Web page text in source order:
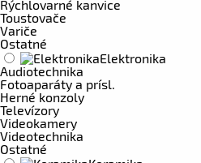
Rýchlovarné kanvice
Toustovače
Variče
Ostatné
Elektronika
Audiotechnika
Fotoaparáty a prísl.
Herné konzoly
Televízory
Videokamery
Videotechnika
Ostatné